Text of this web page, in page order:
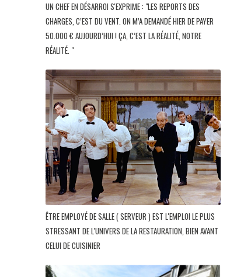
UN CHEF EN DÉSARROI S'EXPRIME : "LES REPORTS DES
CHARGES, C’EST DU VENT. ON M’A DEMANDÉ HIER DE PAYER
50.000 € AUJOURD’HUI ! ÇA, C’EST LA RÉALITÉ, NOTRE
RÉALITÉ. "
ÊTRE EMPLOYÉ DE SALLE ( SERVEUR ) EST L'EMPLOI LE PLUS
STRESSANT DE L'UNIVERS DE LA RESTAURATION, BIEN AVANT
CELUI DE CUISINIER